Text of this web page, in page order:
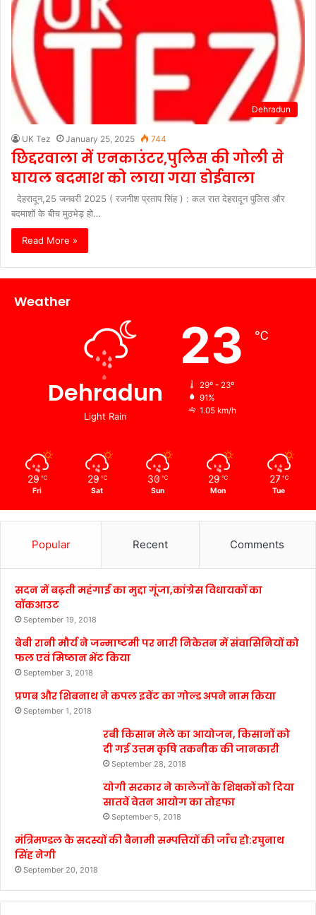
Dehradun
UK Tez January 25, 2025 744
छिद्दरवाला में एनकाउंटर,पुलिस की गोली से
घायल बदमाश को लाया गया डोईवाला
देहरादून,25 जनवरी 2025 ( रजनीश प्रताप सिंह ) : कल रात देहरादून पुलिस और
बदमाशों के बीच मुठभेड़ हो…
Read More »
Weather
Dehradun
Light Rain
23 ℃
29º - 23º
91%
1.05 km/h
29 ℃
Fri
29 ℃
Sat
30 ℃
Sun
29 ℃
Mon
27 ℃
Tue
Popular Recent Comments
सदन में बढ़ती महंगाई का मुद्दा गूंजा,कांग्रेस विधायकों का
वॉकआउट
September 19, 2018
बेबी रानी मौर्य ने जन्माष्टमी पर नारी निकेतन में संवासिनियों को
फल एवं मिष्ठान भेंट किया
September 3, 2018
प्रणब और शिबनाथ ने कपल इवेंट का गोल्ड अपने नाम किया
September 1, 2018
रबी किसान मेले का आयोजन, किसानों को
दी गई उत्तम कृषि तकनीक की जानकारी
September 28, 2018
योगी सरकार ने कालेजों के शिक्षकों को दिया
सातवें वेतन आयोग का तोहफा
September 5, 2018
मंत्रिमण्डल के सदस्यों की बैनामी सम्पत्तियों की जाँच हो:रघुनाथ
सिंह नेगी
September 20, 2018